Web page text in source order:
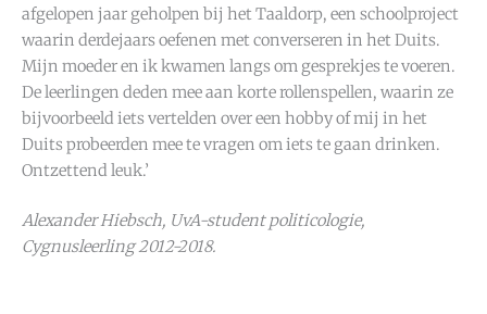
afgelopen jaar geholpen bij het Taaldorp, een schoolproject
waarin derdejaars oefenen met converseren in het Duits.
Mijn moeder en ik kwamen langs om gesprekjes te voeren.
De leerlingen deden mee aan korte rollenspellen, waarin ze
bijvoorbeeld iets vertelden over een hobby of mij in het
Duits probeerden mee te vragen om iets te gaan drinken.
Ontzettend leuk.’
Alexander Hiebsch, UvA-student politicologie,
Cygnusleerling 2012-2018.